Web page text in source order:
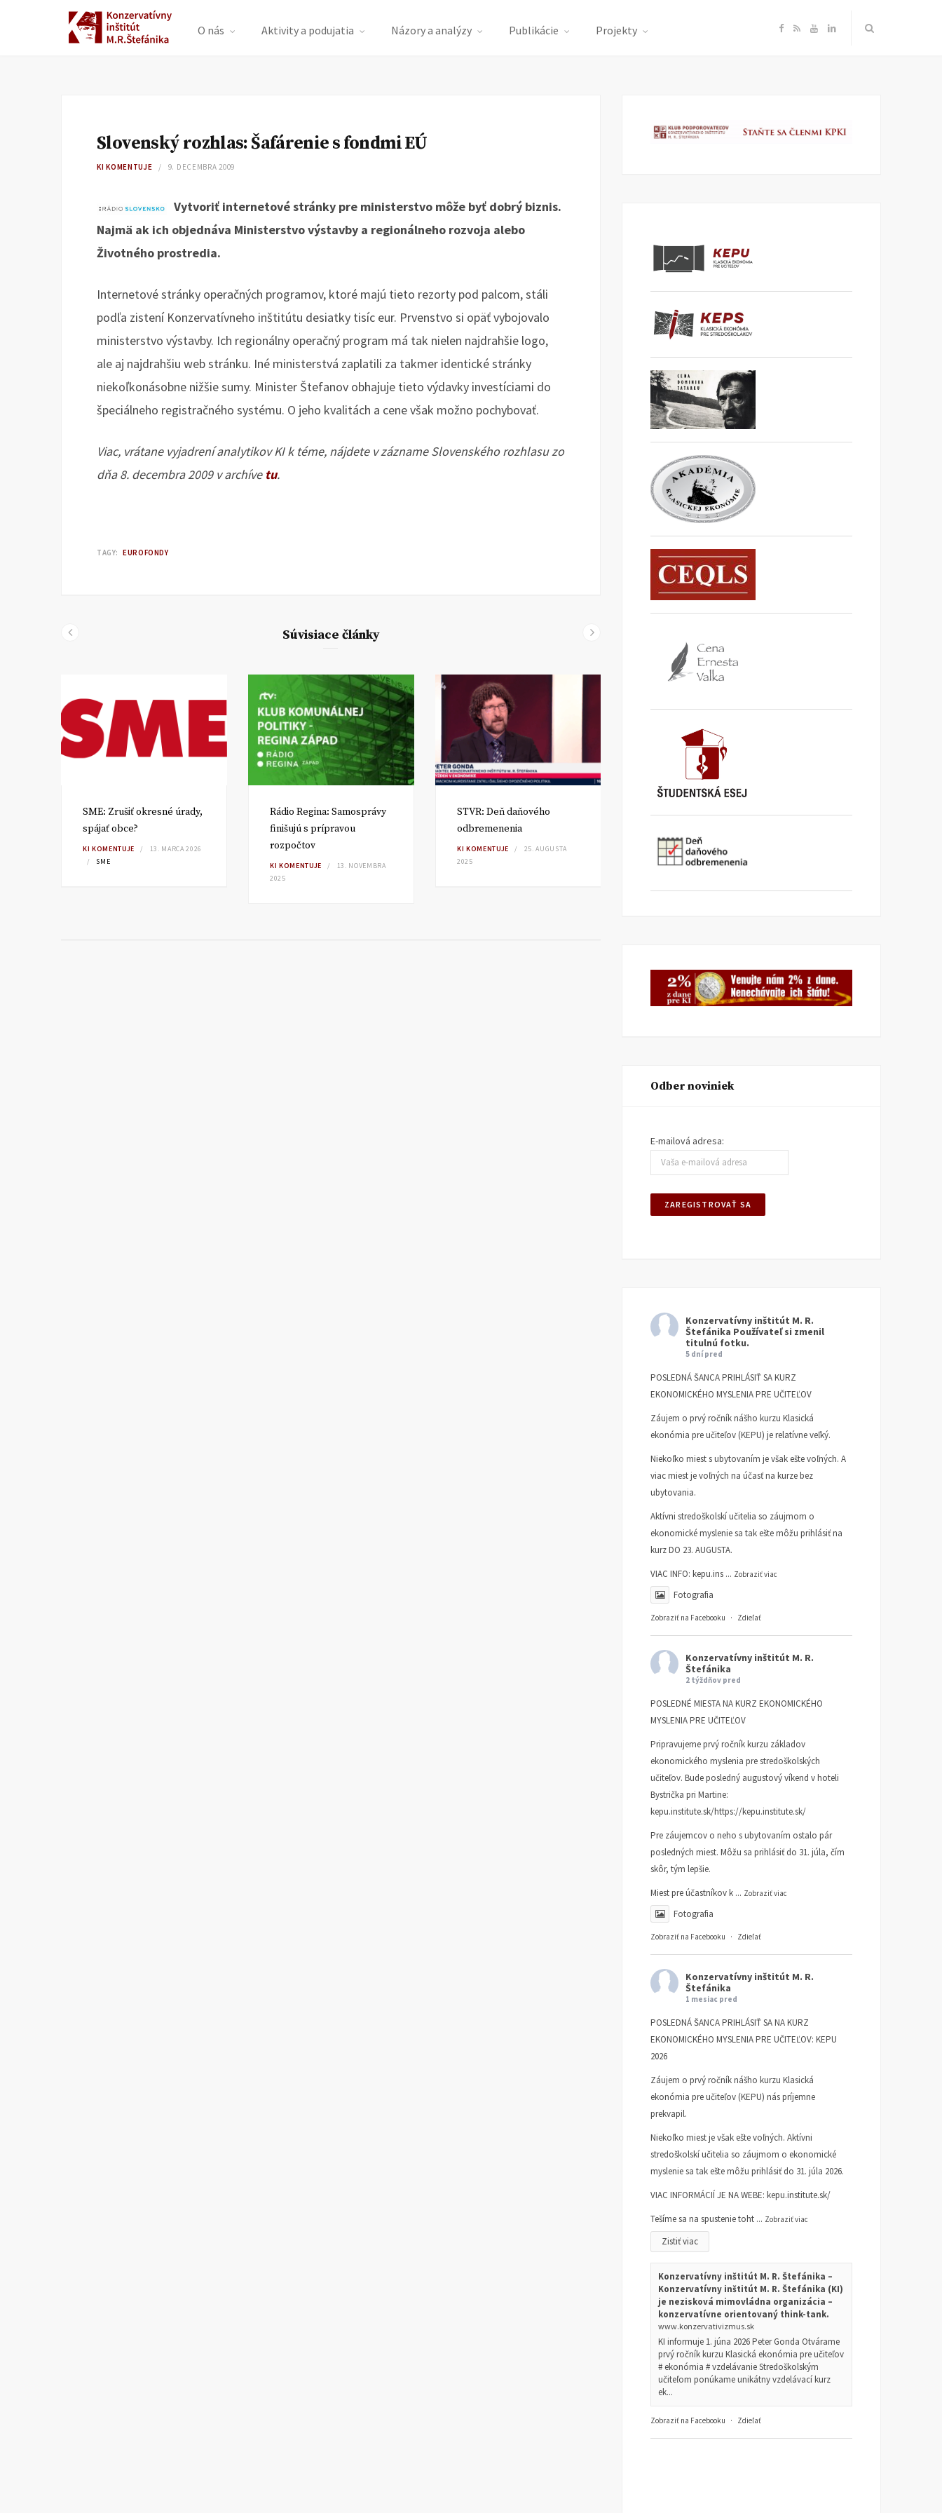
O nás Aktivity a podujatia Názory a analýzy Publikácie Projekty F
e
R Y
T
L
k
Slovenský rozhlas: Šafárenie s fondmi EÚ
KI KOMENTUJE 9. DECEMBRA 2009
Vytvoriť internetové stránky pre ministerstvo môže byť dobrý biznis.
Najmä ak ich objednáva Ministerstvo výstavby a regionálneho rozvoja alebo
Životného prostredia.
Internetové stránky operačných programov, ktoré majú tieto rezorty pod palcom, stáli
podľa zistení Konzervatívneho inštitútu desiatky tisíc eur. Prvenstvo si opäť vybojovalo
ministerstvo výstavby. Ich regionálny operačný program má tak nielen najdrahšie logo,
ale aj najdrahšiu web stránku. Iné ministerstvá zaplatili za takmer identické stránky
niekoľkonásobne nižšie sumy. Minister Štefanov obhajuje tieto výdavky investíciami do
špeciálneho registračného systému. O jeho kvalitách a cene však možno pochybovať.
Viac, vrátane vyjadrení analytikov KI k téme, nájdete v zázname Slovenského rozhlasu zo
dňa 8. decembra 2009 v archíve tu.
TAGY: EUROFONDY
Súvisiace články
SME: Zrušiť okresné úrady,
spájať obce?
KI KOMENTUJE
13. MARCA 2026
SME
Rádio Regina: Samosprávy
finišujú s prípravou
rozpočtov
KI KOMENTUJE
13. NOVEMBRA
2025
STVR: Deň daňového
odbremenenia
KI KOMENTUJE
25. AUGUSTA
2025
TA3: Konečne prišiel deň,
seba
KI KOMENTUJE
25. AUGUSTA
K bludom SNS o
Odber noviniek
E-mailová adresa:
Konzervatívny inštitút M. R.
Štefánika Používateľ si zmenil
titulnú fotku.
5 dní pred
POSLEDNÁ ŠANCA PRIHLÁSIŤ SA KURZ
EKONOMICKÉHO MYSLENIA PRE UČITEĽOV
Záujem o prvý ročník nášho kurzu Klasická
ekonómia pre učiteľov (KEPU) je relatívne veľký.
Niekoľko miest s ubytovaním je však ešte voľných. A
viac miest je voľných na účasť na kurze bez
ubytovania.
Aktívni stredoškolskí učitelia so záujmom o
ekonomické myslenie sa tak ešte môžu prihlásiť na
kurz DO 23. AUGUSTA.
VIAC INFO: kepu.ins ... Zobraziť viac
Fotografia
Zobraziť na Facebooku · Zdieľať
Konzervatívny inštitút M. R.
Štefánika
2 týždňov pred
POSLEDNÉ MIESTA NA KURZ EKONOMICKÉHO
MYSLENIA PRE UČITEĽOV
Pripravujeme prvý ročník kurzu základov
ekonomického myslenia pre stredoškolských
učiteľov. Bude posledný augustový víkend v hoteli
Bystrička pri Martine:
kepu.institute.sk/https://kepu.institute.sk/
Pre záujemcov o neho s ubytovaním ostalo pár
posledných miest. Môžu sa prihlásiť do 31. júla, čím
skôr, tým lepšie.
Miest pre účastníkov k ... Zobraziť viac
Fotografia
Zobraziť na Facebooku · Zdieľať
Konzervatívny inštitút M. R.
Štefánika
1 mesiac pred
POSLEDNÁ ŠANCA PRIHLÁSIŤ SA NA KURZ
EKONOMICKÉHO MYSLENIA PRE UČITEĽOV: KEPU
2026
Záujem o prvý ročník nášho kurzu Klasická
ekonómia pre učiteľov (KEPU) nás príjemne
prekvapil.
Niekoľko miest je však ešte voľných. Aktívni
stredoškolskí učitelia so záujmom o ekonomické
myslenie sa tak ešte môžu prihlásiť do 31. júla 2026.
VIAC INFORMÁCIÍ JE NA WEBE: kepu.institute.sk/
Tešíme sa na spustenie toht ... Zobraziť viac
Zistiť viac
Konzervatívny inštitút M. R. Štefánika –
Konzervatívny inštitút M. R. Štefánika (KI)
je nezisková mimovládna organizácia –
konzervatívne orientovaný think-tank.
www.konzervativizmus.sk
KI informuje 1. júna 2026 Peter Gonda Otvárame
prvý ročník kurzu Klasická ekonómia pre učiteľov
# ekonómia # vzdelávanie Stredoškolským
učiteľom ponúkame unikátny vzdelávací kurz
ek...
Zobraziť na Facebooku · Zdieľať